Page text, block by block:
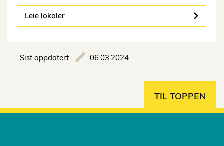
Leie lokaler
Sist oppdatert 06.03.2024
TIL TOPPEN